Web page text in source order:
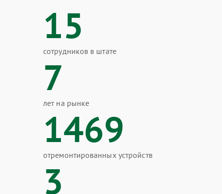
15
сотрудников в штате
7
лет на рынке
1469
отремонтированных устройств
3